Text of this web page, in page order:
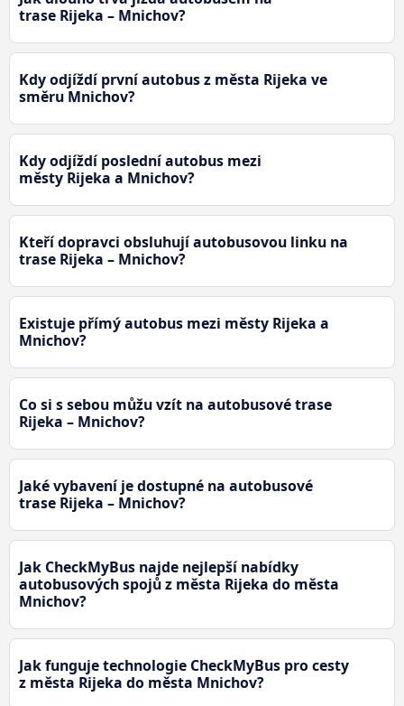
trase Rijeka – Mnichov?
Kdy odjíždí první autobus z města Rijeka ve
směru Mnichov?
Kdy odjíždí poslední autobus mezi
městy Rijeka a Mnichov?
Kteří dopravci obsluhují autobusovou linku na
trase Rijeka – Mnichov?
Existuje přímý autobus mezi městy Rijeka a
Mnichov?
Co si s sebou můžu vzít na autobusové trase
Rijeka – Mnichov?
Jaké vybavení je dostupné na autobusové
trase Rijeka – Mnichov?
Jak CheckMyBus najde nejlepší nabídky
autobusových spojů z města Rijeka do města
Mnichov?
Jak funguje technologie CheckMyBus pro cesty
z města Rijeka do města Mnichov?